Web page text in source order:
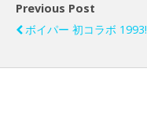
Previous Post
ボイパー 初コラボ 1993!